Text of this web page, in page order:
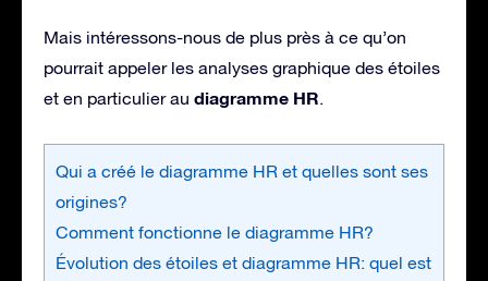
Mais intéressons-nous de plus près à ce qu’on
pourrait appeler les analyses graphique des étoiles
et en particulier au diagramme HR.
Qui a créé le diagramme HR et quelles sont ses
origines?
Comment fonctionne le diagramme HR?
Évolution des étoiles et diagramme HR: quel est